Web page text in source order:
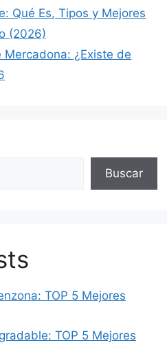
Qué Es, Tipos y Mejores
(2026)
¿Existe de
Buscar
TOP 5 Mejores
TOP 5 Mejores